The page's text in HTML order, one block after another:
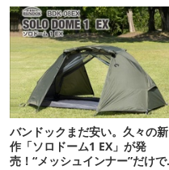
バンドックまだ安い。久々の新
作「ソロドーム1 EX」が発
売！“メッシュインナー”だけで